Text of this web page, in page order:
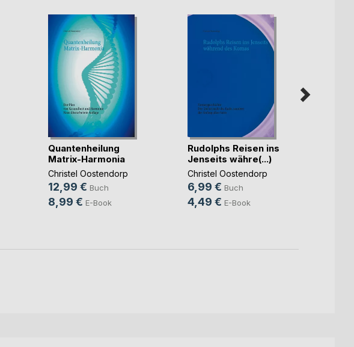
Quantenheilung
Matrix-Harmonia
Christel Oostendorp
12,99 € Buch
8,99 € E-Book
Rudolphs Reisen ins
Jenseits währe(...)
Christel Oostendorp
6,99 € Buch
4,49 € E-Book